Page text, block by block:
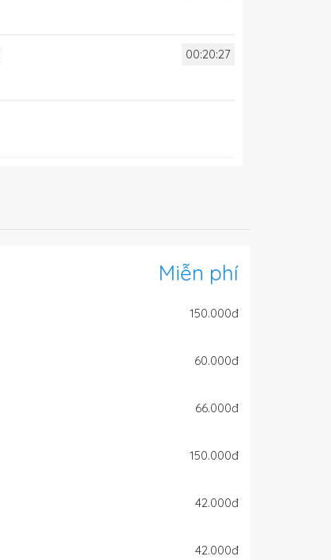
00:20:27
Miễn phí
150.000đ
60.000đ
66.000đ
150.000đ
42.000đ
42.000đ